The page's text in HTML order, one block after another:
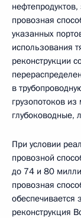
провозная
указанных
использования
реконструкции
в
грузопотоков
глубоководные,
При условии
провозной
до 74 и 80
провозная
обеспечивается
реконструкция